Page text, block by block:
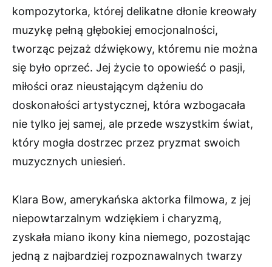
kompozytorka, której delikatne dłonie kreowały
muzykę pełną głębokiej emocjonalności,
tworząc pejzaż dźwiękowy, któremu nie można
się było oprzeć. Jej życie to opowieść o pasji,
miłości oraz nieustającym dążeniu do
doskonałości artystycznej, która wzbogacała
nie tylko jej samej, ale przede wszystkim świat,
który mogła dostrzec przez pryzmat swoich
muzycznych uniesień.
Klara Bow, amerykańska aktorka filmowa, z jej
niepowtarzalnym wdziękiem i charyzmą,
zyskała miano ikony kina niemego, pozostając
jedną z najbardziej rozpoznawalnych twarzy